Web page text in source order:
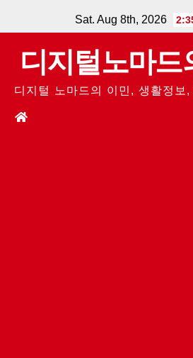
to
content
Sat. Aug 8th, 2026
디지털노마드
디지털 노마드의 이민, 생활정보